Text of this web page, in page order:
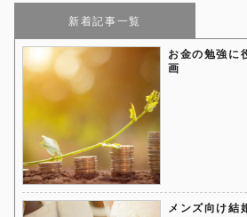
新着記事一覧
お金の勉強に
画
メンズ向け結